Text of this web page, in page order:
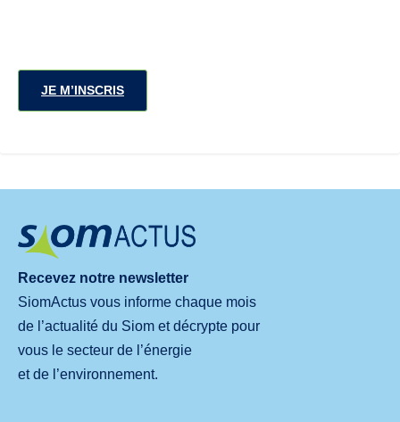
JE M’INSCRIS
Recevez notre newsletter
SiomActus vous informe chaque mois
de l’actualité du Siom et décrypte pour
vous le secteur de l’énergie
et de l’environnement.